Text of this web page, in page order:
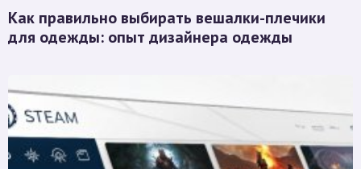
Как правильно выбирать вешалки-плечики
для одежды: опыт дизайнера одежды